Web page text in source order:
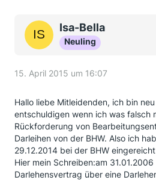
Isa-Bella
Neuling
15. April 2015 um 16:07
Hallo liebe Mitleidenden, ich bin
entschuldigen wenn ich was falsch
Rückforderung von
Darleihen von der BHW. Also ich
29.12.2014 bei der BHW
Hier mein Schreiben:am
Darlehensvertrag über eine